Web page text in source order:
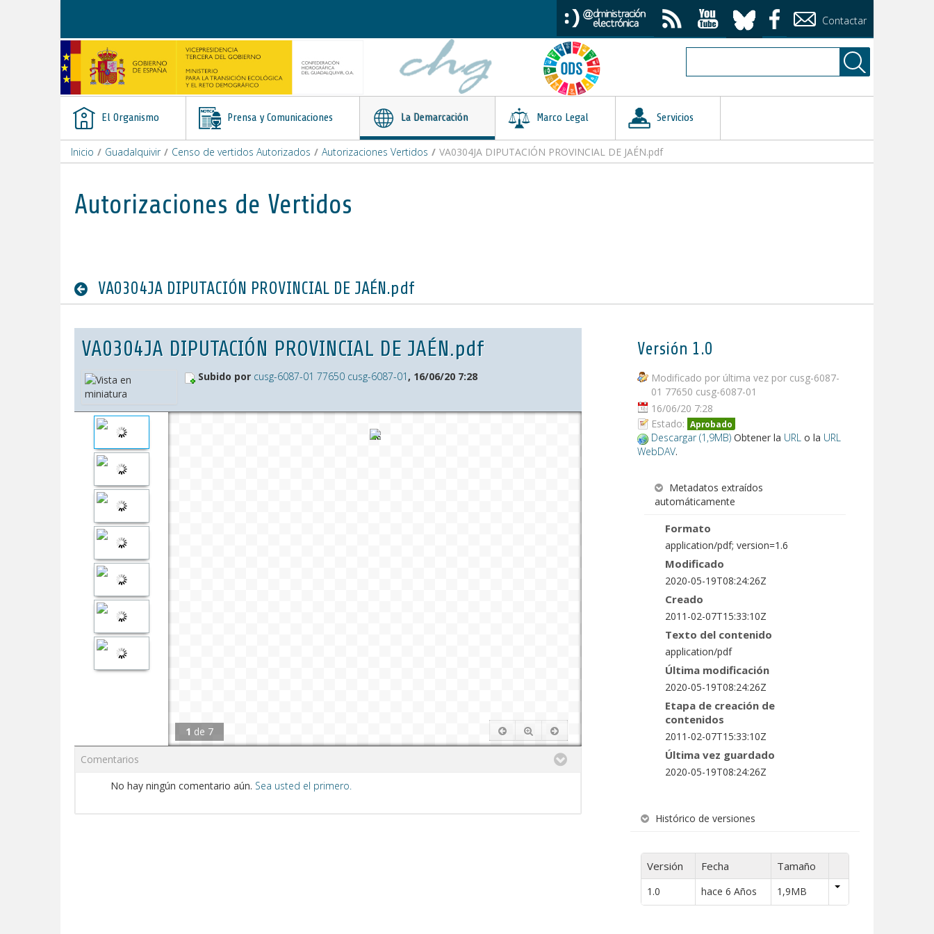
Contactar
El Organismo Prensa y Comunicaciones La Demarcación Marco Legal Servicios
Inicio / Guadalquivir / Censo de vertidos Autorizados / Autorizaciones Vertidos / VA0304JA DIPUTACIÓN PROVINCIAL DE JAÉN.pdf
Autorizaciones de Vertidos
VA0304JA DIPUTACIÓN PROVINCIAL DE JAÉN.pdf
VA0304JA DIPUTACIÓN PROVINCIAL DE JAÉN.pdf
Subido por cusg-6087-01 77650 cusg-6087-01 , 16/06/20 7:28
1 de 7
Comentarios
No hay ningún comentario aún. Sea usted el primero.
Versión 1.0
Modificado por última vez por cusg-6087-
01 77650 cusg-6087-01
16/06/20 7:28
Estado: Aprobado
Descargar (1,9MB) Obtener la URLo la URL
WebDAV.
Metadatos extraídos
automáticamente
Formato
application/pdf; version=1.6
Modificado
2020-05-19T08:24:26Z
Creado
2011-02-07T15:33:10Z
Texto del contenido
application/pdf
Última modificación
2020-05-19T08:24:26Z
Etapa de creación de
contenidos
2011-02-07T15:33:10Z
Última vez guardado
2020-05-19T08:24:26Z
Histórico de versiones
Versión Fecha Tamaño
1.0 hace 6 Años 1,9MB